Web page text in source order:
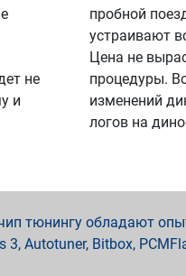
не
и
пробной
устраивают
Цена не
процедуры.
изменений
логов на
тюнингу обладают
3, Autotuner, Bitbox,